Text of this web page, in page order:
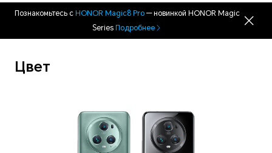
Познакомьтесь с HONOR Magic8 Pro— новинкой HONOR Magic
Series Подробнее